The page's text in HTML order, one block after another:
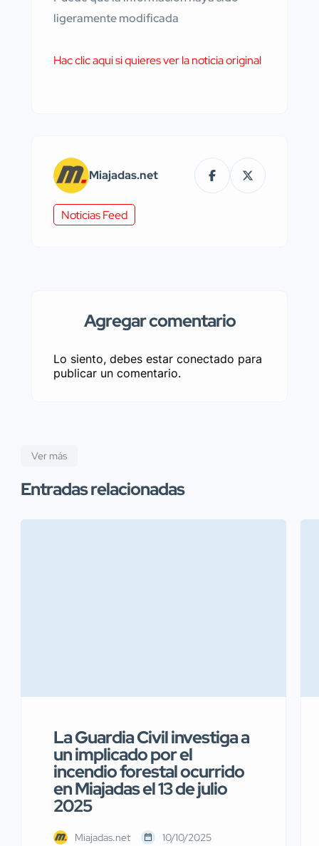
ligeramente modificada
Hac clic aqui si quieres ver la noticia original
Miajadas.net
Noticias Feed
Agregar comentario
Lo siento, debes estar conectado para
publicar un comentario.
Ver más
Entradas relacionadas
La Guardia Civil investiga a
un implicado por el
incendio forestal ocurrido
en Miajadas el 13 de julio
2025
Miajadas.net 10/10/2025